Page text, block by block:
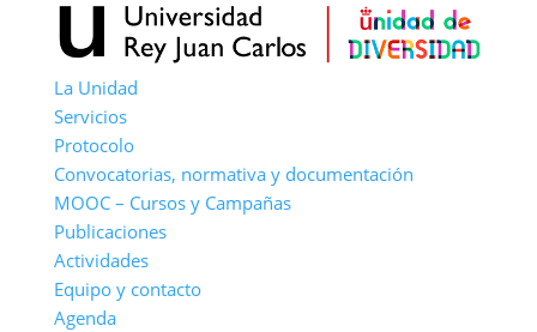
La Unidad
Servicios
Protocolo
Convocatorias, normativa y documentación
MOOC – Cursos y Campañas
Publicaciones
Actividades
Equipo y contacto
Agenda